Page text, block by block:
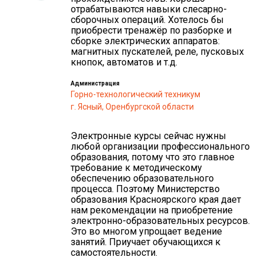
отрабатываются навыки слесарно-
сборочных операций. Хотелось бы
приобрести тренажёр по разборке и
сборке электрических аппаратов:
магнитных пускателей, реле, пусковых
кнопок, автоматов и т.д.
Администрация
Горно-технологический техникум
г. Ясный, Оренбургской области
Электронные курсы сейчас нужны
любой организации профессионального
образования, потому что это главное
требование к методическому
обеспечению образовательного
процесса. Поэтому Министерство
образования Красноярского края дает
нам рекомендации на приобретение
электронно-образовательных ресурсов.
Это во многом упрощает ведение
занятий. Приучает обучающихся к
самостоятельности.